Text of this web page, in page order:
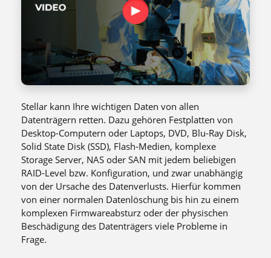
Stellar kann Ihre wichtigen Daten von allen
Datenträgern retten. Dazu gehören Festplatten von
Desktop-Computern oder Laptops, DVD, Blu-Ray Disk,
Solid State Disk (SSD), Flash-Medien, komplexe
Storage Server, NAS oder SAN mit jedem beliebigen
RAID-Level bzw. Konfiguration, und zwar unabhängig
von der Ursache des Datenverlusts. Hierfür kommen
von einer normalen Datenlöschung bis hin zu einem
komplexen Firmwareabsturz oder der physischen
Beschädigung des Datenträgers viele Probleme in
Frage.